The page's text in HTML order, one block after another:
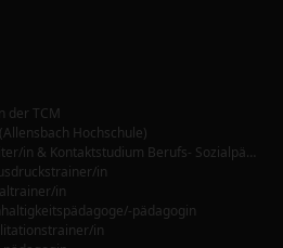
der TCM
Hochschule)
Zert. Berufs- und Sozialbegleiter/in & Kontaktstudium Berufs- Sozialpädagogik (Allensbach Hochschule)
in
in
pädagogin
in